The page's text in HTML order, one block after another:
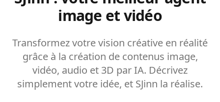
image et vidéo
Transformez votre vision créative en réalité
grâce à la création de contenus image,
vidéo, audio et 3D par IA. Décrivez
simplement votre idée, et SJinn la réalise.